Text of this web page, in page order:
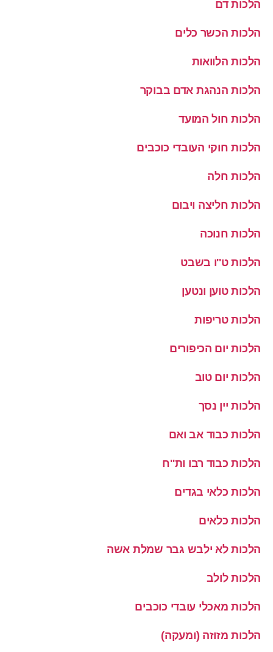
הלכות דם
הלכות הכשר כלים
הלכות הלוואות
הלכות הנהגת אדם בבוקר
הלכות חול המועד
הלכות חוקי העובדי כוכבים
הלכות חלה
הלכות חליצה ויבום
הלכות חנוכה
הלכות ט''ו בשבט
הלכות טוען ונטען
הלכות טריפות
הלכות יום הכיפורים
הלכות יום טוב
הלכות יין נסך
הלכות כבוד אב ואם
הלכות כבוד רבו ות''ח
הלכות כלאי בגדים
הלכות כלאים
הלכות לא ילבש גבר שמלת אשה
הלכות לולב
הלכות מאכלי עובדי כוכבים
הלכות מזוזה (ומעקה)